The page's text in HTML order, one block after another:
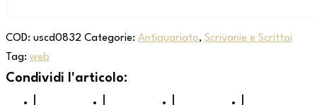
COD: uscd0832 Categorie: Antiquariato, Scrivanie e Scrittoi
Tag: web